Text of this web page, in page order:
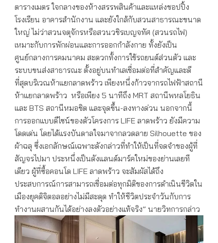
ตารางเมตร ใจกลางของห้างสรรพสินค้าและแหล่งชอปปิ้ง
โรงเรียน อาคารสำนักงาน และยังใกล้กับสวนสาธารณะขนาด
ใหญ่ ไม่ว่าสวนจตุจักรหรือสวนวชิรเบญจทัศ (สวนรถไฟ)
เหมาะกับการพักผ่อนและการออกกำลังกาย ทั้งยังเป็น
ศูนย์กลางการคมนาคม สะดวกทั้งการใช้รถยนต์ส่วนตัว และ
ระบบขนส่งสาธารณะ ตั้งอยู่บนทำเลเชื่อมต่อที่สำคัญและดี
ที่สุดบริเวณห้าแยกลาดพร้าว เพียงหนึ่งก้าวจากรถไฟฟ้าสถานี
ห้าแยกลาดพร้าว หรือเพียง 5 นาทีถึง MRT สถานีพหลโยธิน
และ BTS สถานีหมอชิต และจุดขึ้น-ลงทางด่วน นอกจากนี้
การออกแบบดีไซน์ของตัวโครงการ LIFE ลาดพร้าว ยังมีความ
โดดเด่น โดยได้แรงบันดาลใจมาจากลวดลาย Silhouette ของ
ผ้าฉลุ ซึ่งเอกลักษณ์เฉพาะดังกล่าวที่ทำให้เป็นที่จดจำของผู้ที่
สัญจรไปมา ประหนึ่งเป็นดังแลนด์มาร์คใหม่ของย่านเลยที
เดียว ผู้ที่ซื้อคอนโด LIFE ลาดพร้าว จะสัมผัสได้ถึง
ประสบการณ์การสามารถเชื่อมต่อทุกมิติของการดำเนินชีวิตใน
เมืองยุคดิจิตอลอย่างไม่มีสะดุด ทำให้ชีวิตประจำวันกับการ
ทำงานผสานกันได้อย่างลงตัวอย่างแท้จริง” นายวิทการกล่าว